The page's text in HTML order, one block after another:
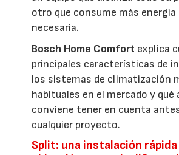
otro que consume más energía
necesaria.
Bosch Home Comfort explica
principales características de
los sistemas de climatización
habituales en el mercado y qué
conviene tener en cuenta
cualquier proyecto.
Split: una instalación rápida